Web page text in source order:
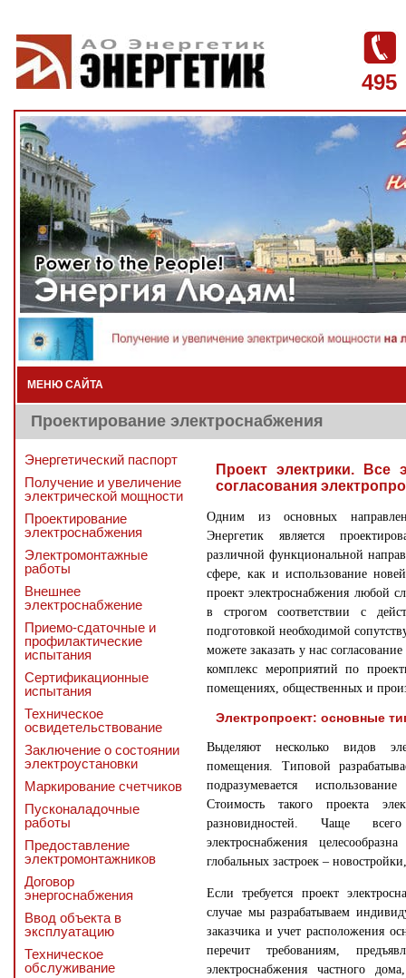
495
МЕНЮ САЙТА
Проектирование электроснабжения
Энергетический паспорт
Получение и увеличение
электрической мощности
Проектирование
электроснабжения
Электромонтажные
работы
Внешнее
электроснабжение
Приемо-сдаточные и
профилактические
испытания
Сертификационные
испытания
Техническое
освидетельствование
Заключение о состоянии
электроустановки
Маркирование счетчиков
Пусконаладочные
работы
Предоставление
электромонтажников
Договор
энергоснабжения
Ввод объекта в
эксплуатацию
Техническое
обслуживание
Проект электрики. Все
согласования
Одним из основных
Энергетик является
различной функциональной
сфере, как и использование
проект электроснабжения любой
в строгом соответствии с
подготовкой необходимой
можете заказать у нас
комплекс мероприятий по
помещениях, общественных и
Электропроект: основные
Выделяют несколько видов
помещения. Типовой
подразумевается
Стоимость такого проекта
разновидностей. Чаще
электроснабжения
глобальных застроек –
Если требуется проект
случае мы разрабатываем
заказчика и учет расположения
перечит требованиям,
электроснабжения частного